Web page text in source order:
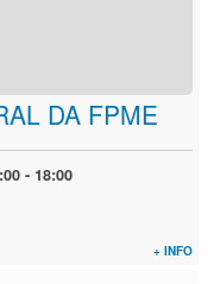
DA FPME
- 18:00
+ INFO